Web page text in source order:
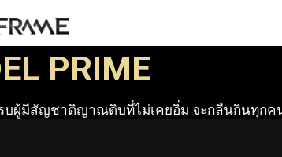
PRIME
รบผู้มีสัญชาติญาณดิบที่ไม่เคยอิ่ม จะกลืนกินทุกค